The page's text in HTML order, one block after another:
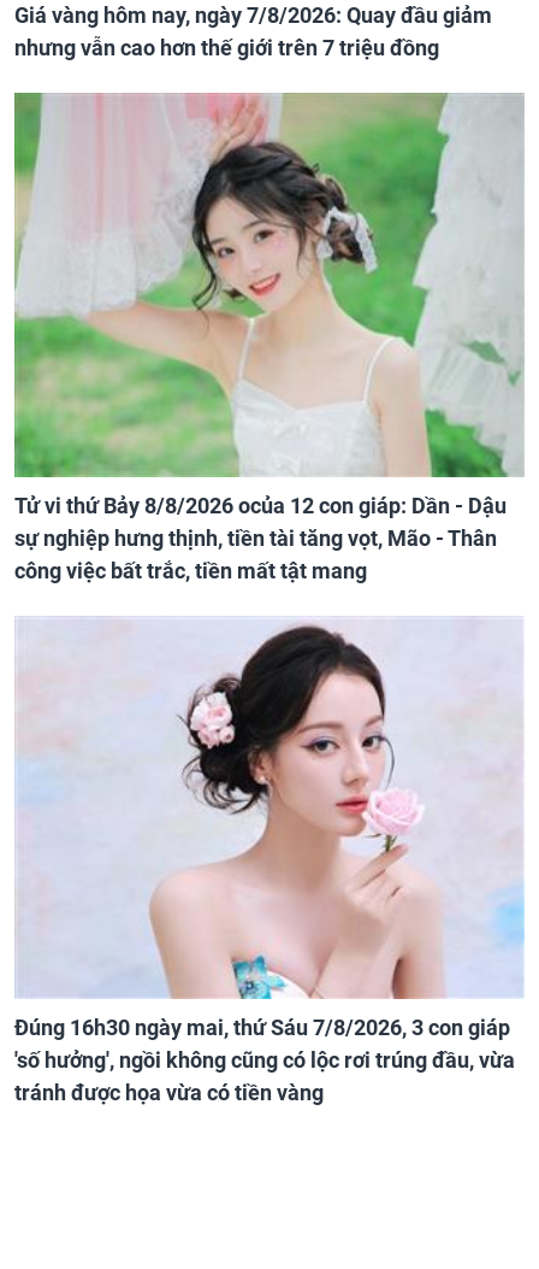
Giá vàng hôm nay, ngày 7/8/2026: Quay đầu giảm
nhưng vẫn cao hơn thế giới trên 7 triệu đồng
Tử vi thứ Bảy 8/8/2026 ocủa 12 con giáp: Dần - Dậu
sự nghiệp hưng thịnh, tiền tài tăng vọt, Mão - Thân
công việc bất trắc, tiền mất tật mang
Đúng 16h30 ngày mai, thứ Sáu 7/8/2026, 3 con giáp
'số hưởng', ngồi không cũng có lộc rơi trúng đầu, vừa
tránh được họa vừa có tiền vàng